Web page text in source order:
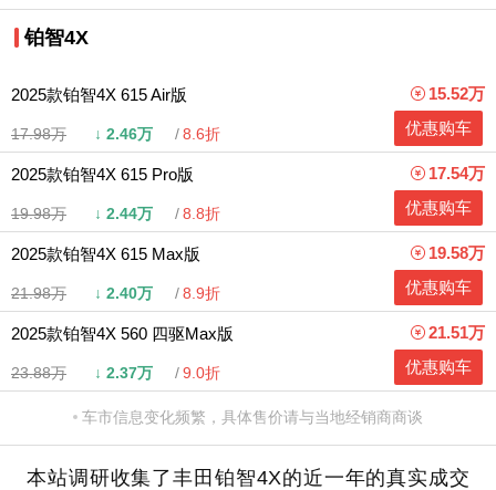
铂智4X
2025款铂智4X 615 Air版
17.98万 ↓ 2.46万 8.6折
15.52万
优惠购车
2025款铂智4X 615 Pro版
19.98万 ↓ 2.44万 8.8折
17.54万
优惠购车
2025款铂智4X 615 Max版
21.98万 ↓ 2.40万 8.9折
19.58万
优惠购车
2025款铂智4X 560 四驱Max版
23.88万 ↓ 2.37万 9.0折
21.51万
优惠购车
车市信息变化频繁，具体售价请与当地经销商商谈
本站调研收集了丰田铂智4X的近一年的真实成交